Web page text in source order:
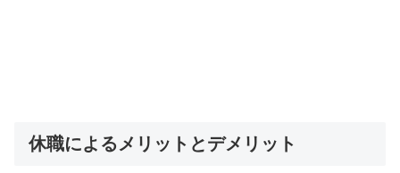
休職によるメリットとデメリット